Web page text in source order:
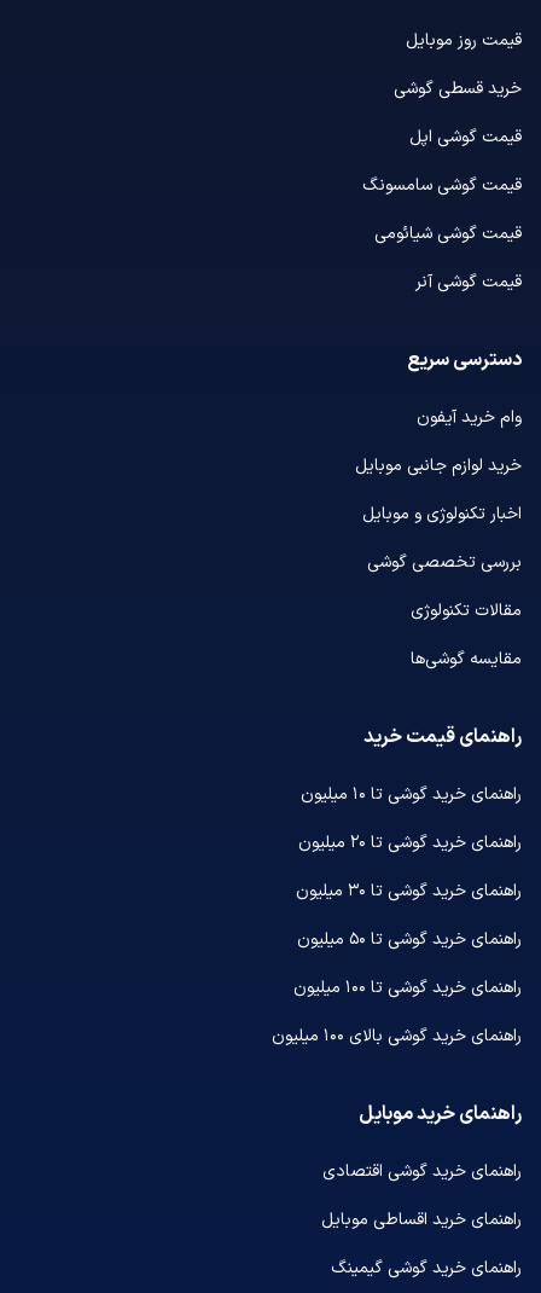
قیمت روز موبایل
خرید قسطی گوشی
قیمت گوشی اپل
قیمت گوشی سامسونگ
قیمت گوشی شیائومی
قیمت گوشی آنر
دسترسی سریع
وام خرید آیفون
خرید لوازم جانبی موبایل
اخبار تکنولوژی و موبایل
بررسی تخصصی گوشی
مقالات تکنولوژی
مقایسه گوشی‌ها
راهنمای قیمت خرید
راهنمای خرید گوشی تا ۱۰ میلیون
راهنمای خرید گوشی تا ۲۰ میلیون
راهنمای خرید گوشی تا ۳۰ میلیون
راهنمای خرید گوشی تا ۵۰ میلیون
راهنمای خرید گوشی تا ۱۰۰ میلیون
راهنمای خرید گوشی بالای ۱۰۰ میلیون
راهنمای خرید موبایل
راهنمای خرید گوشی اقتصادی
راهنمای خرید اقساطی موبایل
راهنمای خرید گوشی گیمینگ